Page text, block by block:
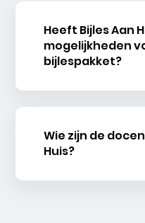
Heeft Bijles Aan
mogelijkheden
bijlespakket?
Wie zijn de
Huis?